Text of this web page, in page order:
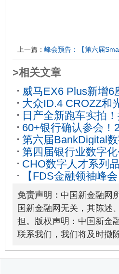
上一篇： 峰会预告：【第六届
>相关文章
威马EX6 Plus新增6
大众ID.4 CROZZ和
15
日产全新跑车实拍
60+银行确认参会！
海！2024-03-14
第六届BankDigital
26
第四届银行业数字
11
CHO数字人才系列
【FDS金融领袖峰
行业的未来航道！
免责声明： 中国新金融网
国新金融网无关，其陈述
担。版权声明：中国新金
联系我们，我们将及时撤除